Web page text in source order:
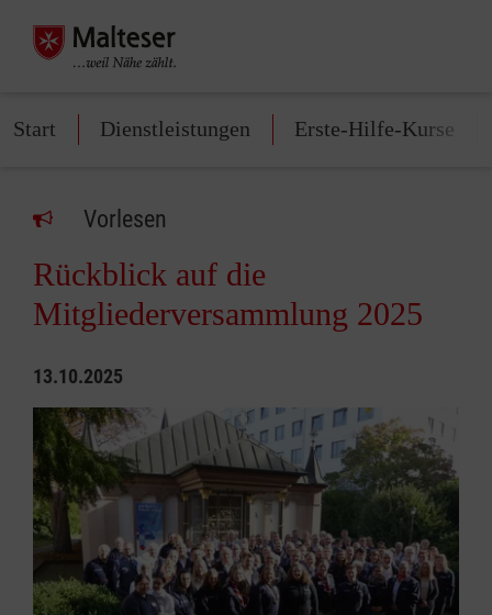
Start Dienstleistungen Erste-Hilfe-Kurse
Vorlesen
Rückblick auf die
Mitgliederversammlung 2025
13.10.2025